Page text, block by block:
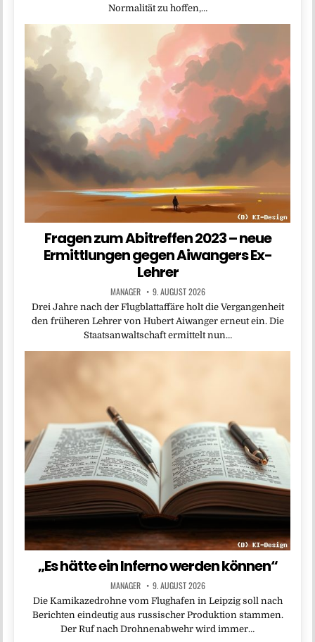
Normalität zu hoffen,…
Fragen zum Abitreffen 2023 – neue
Ermittlungen gegen Aiwangers Ex-
Lehrer
MANAGER 9. AUGUST 2026
Drei Jahre nach der Flugblattaffäre holt die Vergangenheit
den früheren Lehrer von Hubert Aiwanger erneut ein. Die
Staatsanwaltschaft ermittelt nun…
„Es hätte ein Inferno werden können“
MANAGER 9. AUGUST 2026
Die Kamikazedrohne vom Flughafen in Leipzig soll nach
Berichten eindeutig aus russischer Produktion stammen.
Der Ruf nach Drohnenabwehr wird immer…